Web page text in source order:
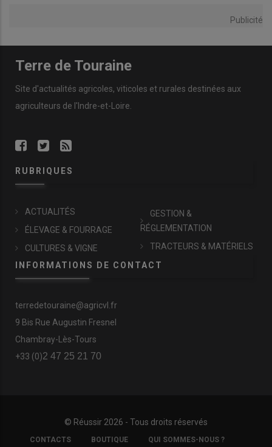
Publicité
Terre de Touraine
Site d'actualités agricoles, viticoles et rurales destinées aux
agriculteurs de l'Indre-et-Loire.
RUBRIQUES
ACTUALITÉS
ÉLEVAGE & FOURRAGE
CULTURES & VIGNE
GESTION &
RÉGLEMENTATION
TRACTEURS & MATÉRIELS
INFORMATIONS DE CONTACT
terredetouraine@agricvl.fr
9 Bis Rue Augustin Fresnel
Chambray-Lès-Tours
+33 (0)2 47 25 21 70
© Réussir 2026 - Tous droits réservés
FOOTER
COPYRIGHT
CONTACTS BOUTIQUE QUI SOMMES-NOUS ?